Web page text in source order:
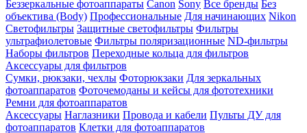
Беззеркальные фотоаппараты Canon Sony Все бренды Без
объектива (Body) Профессиональные Для начинающих Nikon
Светофильтры Защитные светофильтры Фильтры
ультрафиолетовые Фильтры поляризационные ND-фильтры
Наборы фильтров Переходные кольца для фильтров
Аксессуары для фильтров
Сумки, рюкзаки, чехлы Фоторюкзаки Для зеркальных
фотоаппаратов Фоточемоданы и кейсы для фототехники
Ремни для фотоаппаратов
Аксессуары Наглазники Провода и кабели Пульты ДУ для
фотоаппаратов Клетки для фотоаппаратов